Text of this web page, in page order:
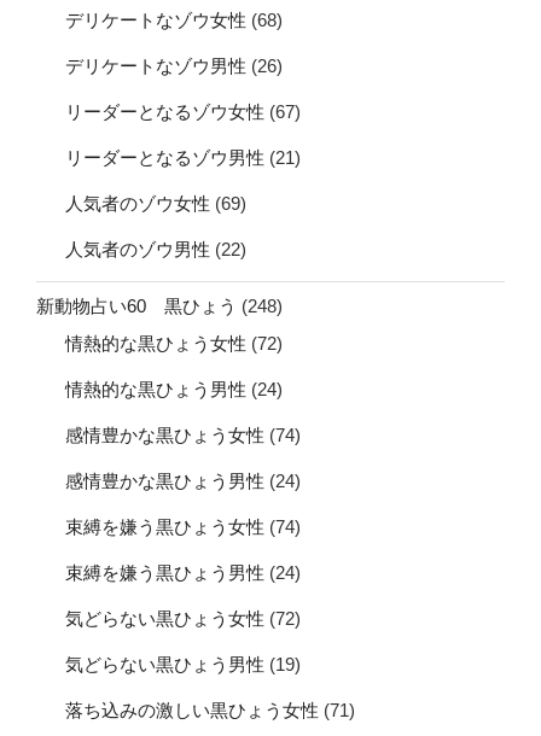
デリケートなゾウ女性 (68)
デリケートなゾウ男性 (26)
リーダーとなるゾウ女性 (67)
リーダーとなるゾウ男性 (21)
人気者のゾウ女性 (69)
人気者のゾウ男性 (22)
新動物占い60 黒ひょう (248)
情熱的な黒ひょう女性 (72)
情熱的な黒ひょう男性 (24)
感情豊かな黒ひょう女性 (74)
感情豊かな黒ひょう男性 (24)
束縛を嫌う黒ひょう女性 (74)
束縛を嫌う黒ひょう男性 (24)
気どらない黒ひょう女性 (72)
気どらない黒ひょう男性 (19)
落ち込みの激しい黒ひょう女性 (71)